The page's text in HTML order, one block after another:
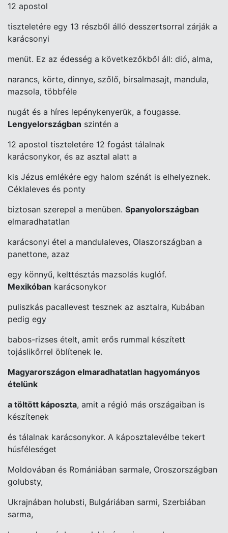
12 apostol
tiszteletére egy 13 részből álló desszertsorral zárják a
karácsonyi
menüt. Ez az édesség a következőkből áll: dió, alma,
narancs, körte, dinnye, szőlő, birsalmasajt, mandula,
mazsola, többféle
nugát és a híres lepénykenyerük, a fougasse.
Lengyelországban szintén a
12 apostol tiszteletére 12 fogást tálalnak
karácsonykor, és az asztal alatt a
kis Jézus emlékére egy halom szénát is elhelyeznek.
Céklaleves és ponty
biztosan szerepel a menüben. Spanyolországban
elmaradhatatlan
karácsonyi étel a mandulaleves, Olaszországban a
panettone, azaz
egy könnyű, kelttésztás mazsolás kuglóf.
Mexikóban karácsonykor
puliszkás pacallevest tesznek az asztalra, Kubában
pedig egy
babos-rizses ételt, amit erős rummal készített
tojáslikőrrel öblítenek le.
Magyarországon elmaradhatatlan hagyományos
ételünk
a töltött káposzta, amit a régió más országaiban is
készítenek
és tálalnak karácsonykor. A káposztalevélbe tekert
húsféleséget
Moldovában és Romániában sarmale, Oroszországban
golubsty,
Ukrajnában holubsti, Bulgáriában sarmi, Szerbiában
sarma,